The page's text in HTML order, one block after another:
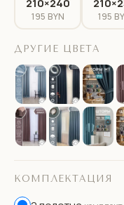
195 BYN 195
ДРУГИЕ ЦВЕТА
КОМПЛЕКТАЦИЯ